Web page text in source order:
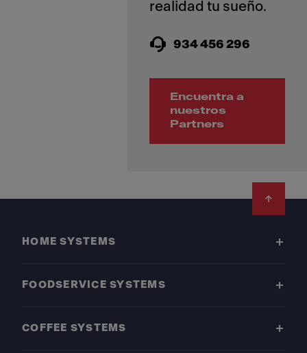
934 456 296
Encuentra a
nuestros
Partners
HOME SYSTEMS
FOODSERVICE SYSTEMS
COFFEE SYSTEMS